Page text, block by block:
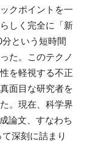
クポイントを一
しく完全に「新
という短時間
た。このテクノ
を軽視する不正
面目な研究者を
。現在、科学界
論文、すなわち
深刻に詰まり